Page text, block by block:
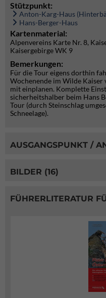
Stützpunkt:
Anton-Karg-Haus
Hans-Berger-Haus
Kartenmaterial:
Alpenvereins Karte Nr. 8,
Kaisergebirge WK 9
Bemerkungen:
Für die Tour eigens dorthin
Wochenende im Wilde Kaiser
mit einplanen. Komplette
sicherheitshalber beim Hans
Tour (durch Steinschlag
Schneelage).
AUSGANGSPUNKT /
BILDER (16)
FÜHRERLITERATUR